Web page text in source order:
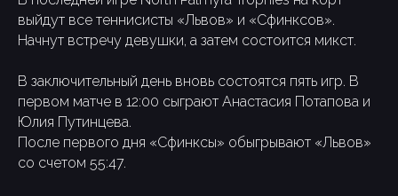
выйдут все теннисисты «Львов» и «Сфинксов».
Начнут встречу девушки, а затем состоится микст.
В заключительный день вновь состоятся пять игр. В
первом матче в 12:00 сыграют Анастасия Потапова и
Юлия Путинцева.
После первого дня «Сфинксы» обыгрывают «Львов»
со счетом 55:47.